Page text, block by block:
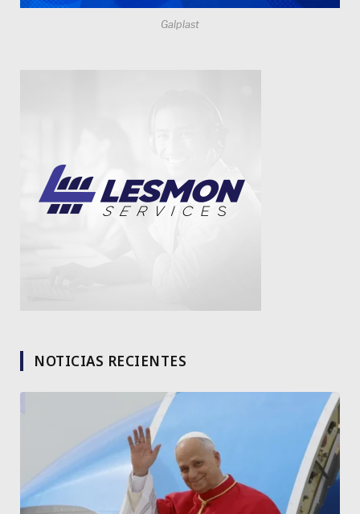
Galplast
NOTICIAS RECIENTES